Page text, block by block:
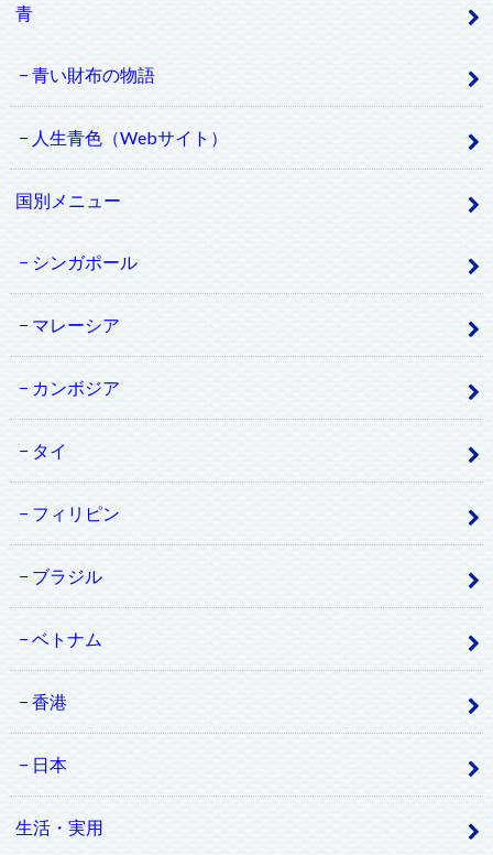
青
青い財布の物語
人生青色（Webサイト）
国別メニュー
シンガポール
マレーシア
カンボジア
タイ
フィリピン
ブラジル
ベトナム
香港
日本
生活・実用